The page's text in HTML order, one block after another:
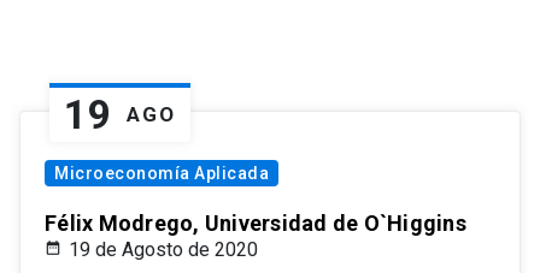
19 AGO
Microeconomía Aplicada
Félix Modrego, Universidad de O`Higgins
19 de Agosto de 2020